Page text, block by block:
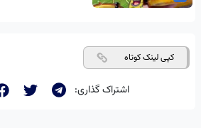
کپی لینک کوتاه
اشتراک گذاری: